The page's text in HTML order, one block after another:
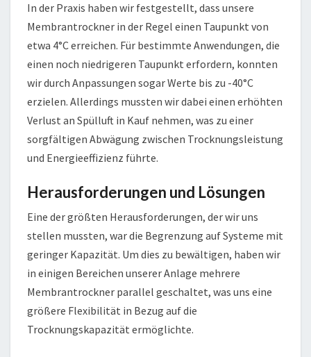
In der Praxis haben wir festgestellt, dass unsere
Membrantrockner in der Regel einen Taupunkt von
etwa 4°C erreichen. Für bestimmte Anwendungen, die
einen noch niedrigeren Taupunkt erfordern, konnten
wir durch Anpassungen sogar Werte bis zu -40°C
erzielen. Allerdings mussten wir dabei einen erhöhten
Verlust an Spülluft in Kauf nehmen, was zu einer
sorgfältigen Abwägung zwischen Trocknungsleistung
und Energieeffizienz führte.
Herausforderungen und Lösungen
Eine der größten Herausforderungen, der wir uns
stellen mussten, war die Begrenzung auf Systeme mit
geringer Kapazität. Um dies zu bewältigen, haben wir
in einigen Bereichen unserer Anlage mehrere
Membrantrockner parallel geschaltet, was uns eine
größere Flexibilität in Bezug auf die
Trocknungskapazität ermöglichte.